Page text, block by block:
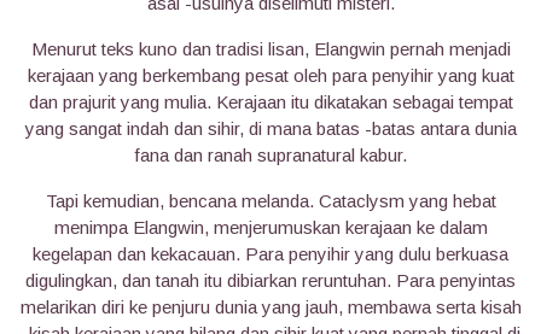
Menurut teks kuno dan tradisi lisan, Elangwin pernah menjadi
kerajaan yang berkembang pesat oleh para penyihir yang kuat
dan prajurit yang mulia. Kerajaan itu dikatakan sebagai tempat
yang sangat indah dan sihir, di mana batas -batas antara dunia
fana dan ranah supranatural kabur.
Tapi kemudian, bencana melanda. Cataclysm yang hebat
menimpa Elangwin, menjerumuskan kerajaan ke dalam
kegelapan dan kekacauan. Para penyihir yang dulu berkuasa
digulingkan, dan tanah itu dibiarkan reruntuhan. Para penyintas
melarikan diri ke penjuru dunia yang jauh, membawa serta kisah